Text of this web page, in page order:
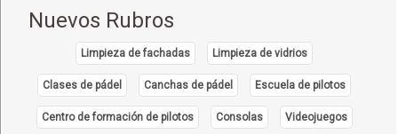
Nuevos Rubros
Limpieza de fachadas Limpieza de vidrios
Clases de pádel Canchas de pádel Escuela de pilotos
Centro de formación de pilotos Consolas Videojuegos